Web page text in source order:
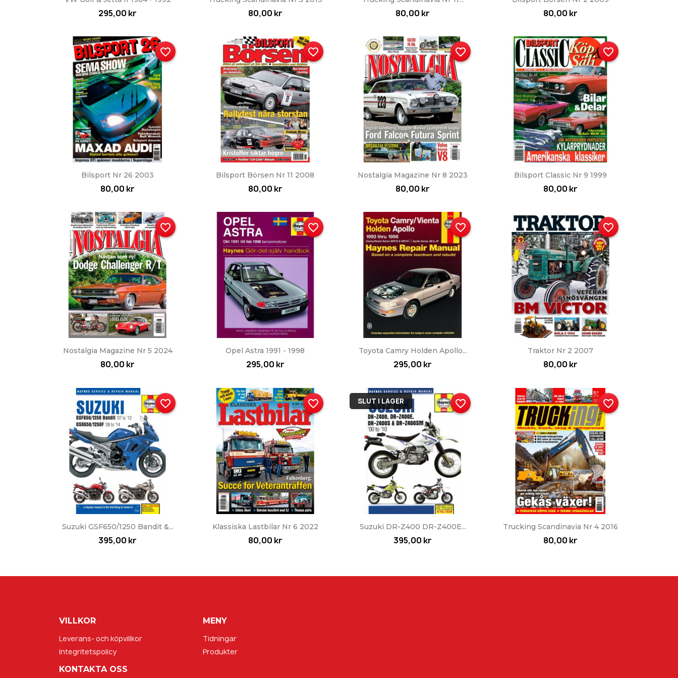
295,00 kr 80,00 kr 80,00 kr 80,00 kr
Snabbvy
Bilsport Nr 26 2003
80,00 kr
favorite_border
Snabbvy
Bilsport Börsen Nr 11 2008
80,00 kr
favorite_border
Snabbvy
Nostalgia Magazine Nr 8 2023
80,00 kr
favorite_border
Snabbvy
Bilsport Classic Nr 9 1999
80,00 kr
favorite_border
Snabbvy
Nostalgia Magazine Nr 5 2024
80,00 kr
favorite_border
Snabbvy
Opel Astra 1991 - 1998
295,00 kr
favorite_border
Snabbvy
Toyota Camry Holden Apollo...
295,00 kr
favorite_border
Snabbvy
Traktor Nr 2 2007
80,00 kr
favorite_border
Snabbvy
Suzuki GSF650/1250 Bandit &...
395,00 kr
favorite_border
Snabbvy
Klassiska Lastbilar Nr 6 2022
80,00 kr
favorite_border
Snabbvy
Suzuki DR-Z400 DR-Z400E...
395,00 kr
SLUT I LAGER favorite_border
Snabbvy
Trucking Scandinavia Nr 4 2016
80,00 kr
favorite_border
VILLKOR
Leverans- och köpvillkor
Integritetspolicy
MENY
Tidningar
Produkter
KONTAKTA OSS